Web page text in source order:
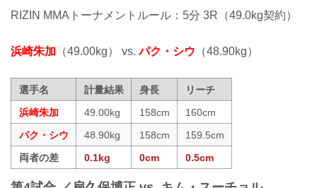
RIZIN MMAトーナメントルール：5分 3R（49.0kg契約）
浜崎朱加 （49.00kg） vs.パク・シウ （48.90kg）
選手名 計量結果 身長
リーチ
浜崎朱加
49.00kg 158cm
160cm
パク・シウ
48.90kg 158cm
159.5cm
両者の差
0.1kg 0cm 0.5cm